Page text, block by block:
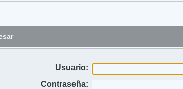
Usuario:
Contraseña: